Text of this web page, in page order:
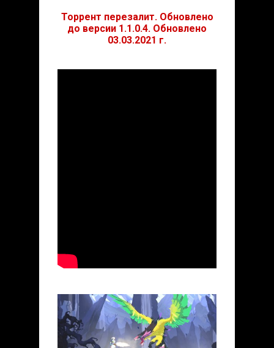
Торрент перезалит. Обновлено
до версии 1.1.0.4. Обновлено
03.03.2021 г.